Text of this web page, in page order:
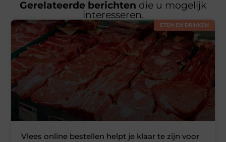
Gerelateerde berichten die u mogelijk
interesseren.
ETEN EN DRINKEN
Vlees online bestellen helpt je klaar te zijn voor